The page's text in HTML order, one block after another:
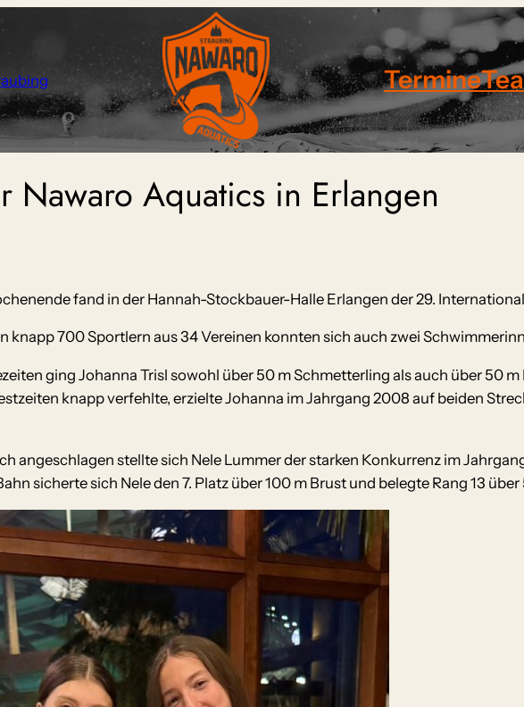
Termine
Nawaro Aquatics in Erlangen
fand in der Hannah-Stockbauer-Halle Erlangen der 29.
knapp 700 Sportlern aus 34 Vereinen konnten sich auch zwei
ging Johanna Trisl sowohl über 50 m Schmetterling als auch über 50
knapp verfehlte, erzielte Johanna im Jahrgang 2008 auf beiden
angeschlagen stellte sich Nele Lummer der starken Konkurrenz im
sicherte sich Nele den 7. Platz über 100 m Brust und belegte Rang 13 über